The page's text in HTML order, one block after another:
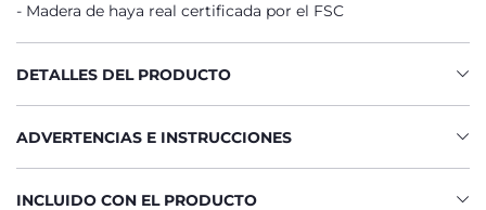
Madera de haya real certificada por el FSC
DETALLES DEL PRODUCTO
ADVERTENCIAS E INSTRUCCIONES
INCLUIDO CON EL PRODUCTO